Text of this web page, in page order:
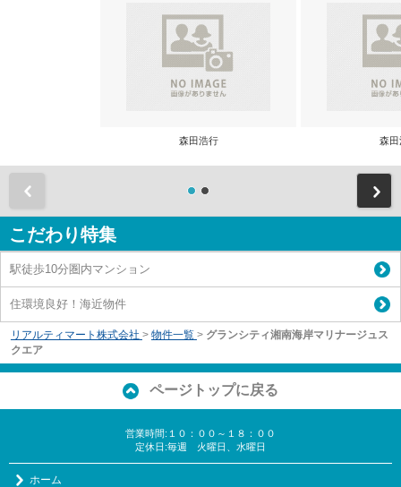
森田浩行 森田
こだわり特集
駅徒歩10分圏内マンション
住環境良好！海近物件
リアルティマート株式会社 > 物件一覧 > グランシティ湘南海岸マリナージュス
クエア
ページトップに戻る
営業時間:１０：００～１８：００
定休日:毎週 火曜日、水曜日
ホーム